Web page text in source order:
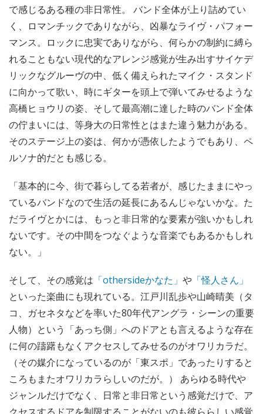
で感じるある種の非日常性。 バンド全体が上り詰めてい
く、ロマンチックでありながら、凶暴なライヴ・パフォー
マンス。ロックに忠実でありながら、何らかの制約に縛ら
れることもない現代的なアレンジ感覚が生み出すサイケデ
リックなグルーヴの中、低く備えられたマイク・スタンド
に向かって歌い、時にギターを頭上で弾いてみせるような
高橋ヒョウリの姿、そして最高潮に達した時のバンド全体
の佇まいには、等身大の日常性とはまた違う魅力がある。
そのステージ上の姿は、何かが憑依したようでもあり、ペ
ルソナ的だとも感じる。
「基本的に今、街で暮らしてる若者が、感じたままにやっ
ているバンドなので生活の延長にあるんじゃないかな。た
だライヴとかには、もっと非日常的な要素が強いかもしれ
ないです。その中間をつなぐような音楽でもあるかもしれ
ない。」
そして、その感覚は 「othersideかなた」 や 「怪人さん」
といった楽曲にも現れている。江戸川乱歩や山崎晴美（タ
コ、ガセネタなどを率いた80年代アングラ・シーンの重要
人物）という「あっち側」へのドアとも言えるような存在
に何の躊躇もなくアクセスしてみせるのがオワリカラだ。
（その媒介になっているのが「東スポ」であったりすると
ころもまたオワリカラらしいのだが。） あらゆる時代や
ジャンルだけでなく、日常と非日常という感覚だけで、ア